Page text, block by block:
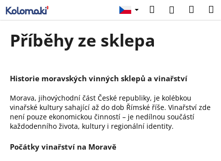
Přejít
na
obsah
HledatPřihlášení
Příběhy ze sklepa
Historie moravských vinných sklepů a vinařství
Morava, jihovýchodní část České republiky, je kolébkou
vinařské kultury sahající až do dob Římské říše. Vinařství zde
není pouze ekonomickou činností – je nedílnou součástí
každodenního života, kultury i regionální identity.
Počátky vinařství na Moravě
K
o
p
o
t
ř
e
b